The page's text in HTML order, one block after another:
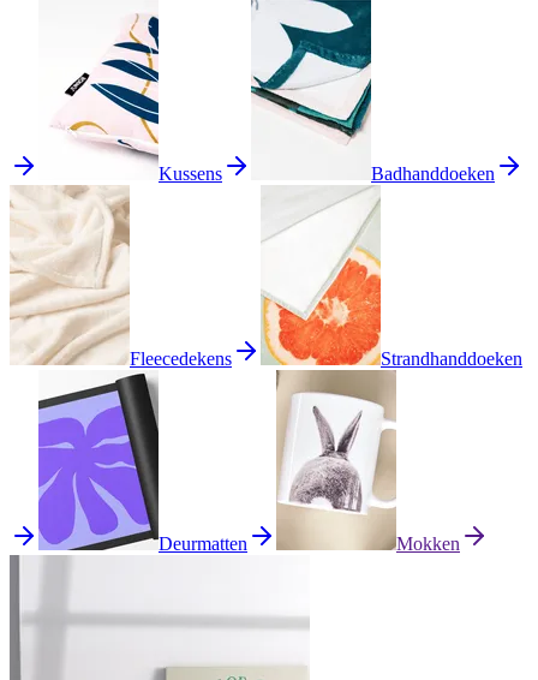
Kussens Badhanddoeken
Fleecedekens Strandhanddoeken
Deurmatten Mokken